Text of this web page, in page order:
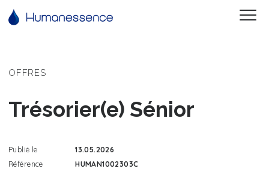
OFFRES
Trésorier(e) Sénior
Publié le
13.05.2026
Référence
HUMAN1002303C